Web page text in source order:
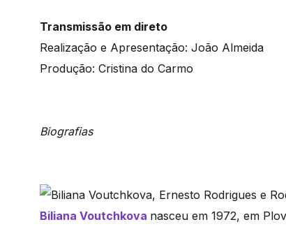
Transmissão em direto
Realização e Apresentação: João Almeida
Produção: Cristina do Carmo
Biografias
Biliana Voutchkova nasceu em 1972, em